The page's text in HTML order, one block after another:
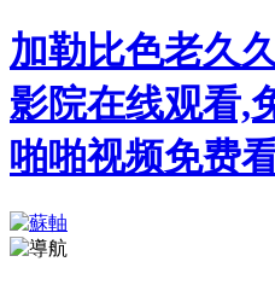
加勒比色老久
影院在线观看,
啪啪视频免费